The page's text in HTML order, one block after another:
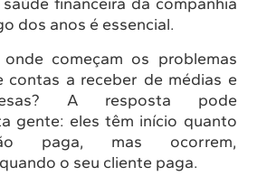
dos anos é essencial.
começam os problemas
contas a receber de médias e
A resposta pode
gente: eles têm início quanto
paga, mas ocorrem,
o seu cliente paga.